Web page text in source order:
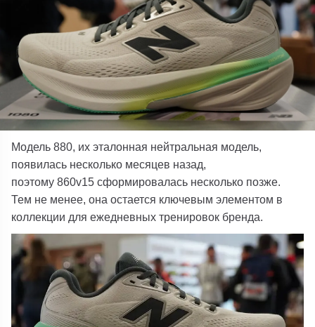
Модель880, их эталонная нейтральная модель,
появилась несколько месяцев назад,
поэтому860v15 сформировалась несколько позже.
Тем не менее, она остается ключевым элементом в
коллекции для ежедневных тренировок бренда.